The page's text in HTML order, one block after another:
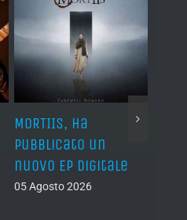
MORTIIS, ha
pubblicato un
nuovo EP digitale
05 Agosto 2026